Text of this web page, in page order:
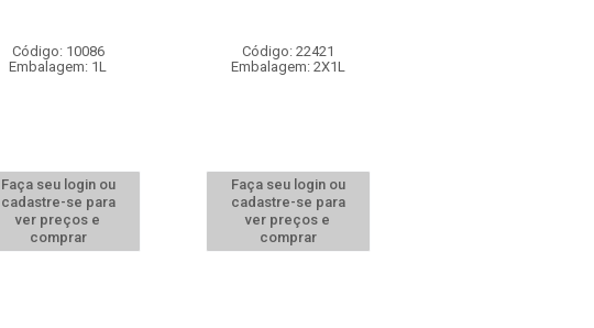
Código: 10086
Embalagem: 1L
Faça seu login ou
cadastre-se para
ver preços e
comprar
Código: 22421
Embalagem: 2X1L
Faça seu login ou
cadastre-se para
ver preços e
comprar